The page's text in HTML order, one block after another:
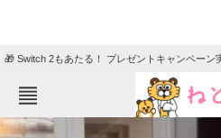
🎁 Switch 2もあたる！ プレゼントキャンペーン
ねとらぼメニュー